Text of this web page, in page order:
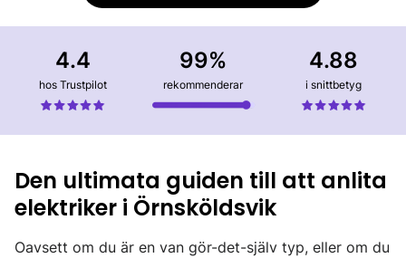
4.4
hos Trustpilot
99%
rekommenderar
4.88
i snittbetyg
Den ultimata guiden till att anlita
elektriker i Örnsköldsvik
Oavsett om du är en van gör-det-själv typ, eller om du